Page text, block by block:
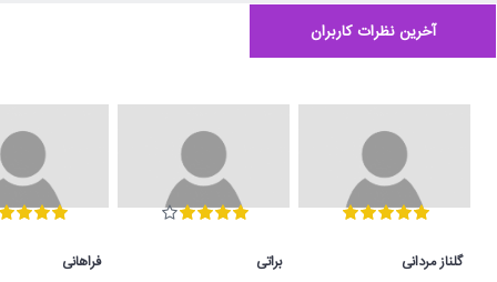
آخرین نظرات کاربران
گلناز مردانی براتی فراهانی